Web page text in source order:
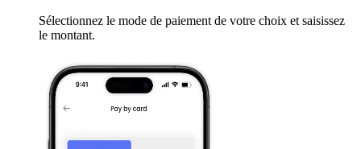
Sélectionnez le mode de paiement de votre choix et saisissez
le montant.